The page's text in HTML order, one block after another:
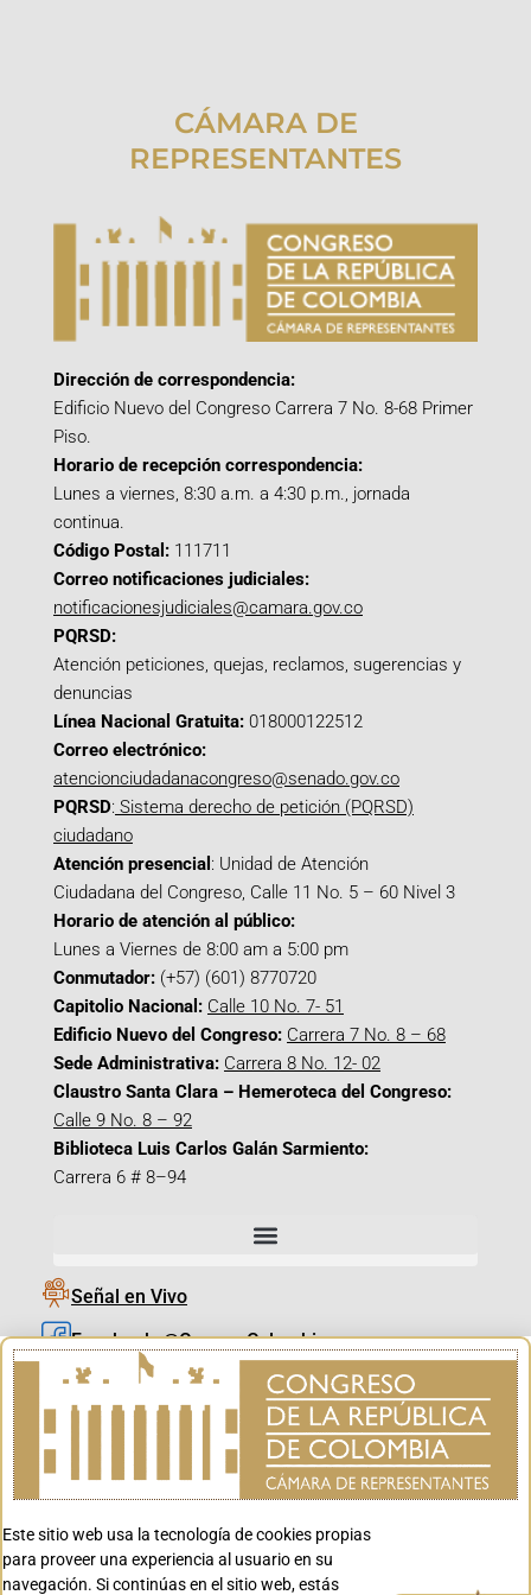
CÁMARA DE
REPRESENTANTES
Dirección de correspondencia:
Edificio Nuevo del Congreso Carrera 7 No. 8-68 Primer
Piso.
Horario de recepción correspondencia:
Lunes a viernes, 8:30 a.m. a 4:30 p.m., jornada
continua.
Código Postal: 111711
Correo notificaciones judiciales:
notificacionesjudiciales@camara.gov.co
PQRSD:
Atención peticiones, quejas, reclamos, sugerencias y
denuncias
Línea Nacional Gratuita: 018000122512
Correo electrónico:
atencionciudadanacongreso@senado.gov.co
PQRSD: Sistema derecho de petición (PQRSD)
ciudadano
Atención presencial : Unidad de Atención
Ciudadana del Congreso, Calle 11 No. 5 – 60 Nivel 3
Horario de atención al público:
Lunes a Viernes de 8:00 am a 5:00 pm
Conmutador: (+57) (601) 8770720
Capitolio Nacional: Calle 10 No. 7- 51
Edificio Nuevo del Congreso: Carrera 7 No. 8 – 68
Sede Administrativa: Carrera 8 No. 12- 02
Claustro Santa Clara – Hemeroteca del Congreso:
Calle 9 No. 8 – 92
Biblioteca Luis Carlos Galán Sarmiento:
Carrera 6 # 8–94
Señal en Vivo
Facebook_@CamaraColombia
Instagram_@CamaraColombia
X_@CamaraColombia
Youtube_@CamaraColombia
Youtube_@CanalCongreso
Este sitio web usa la tecnología de cookies propias
para proveer una experiencia al usuario en su
navegación. Si continúas en el sitio web, estás